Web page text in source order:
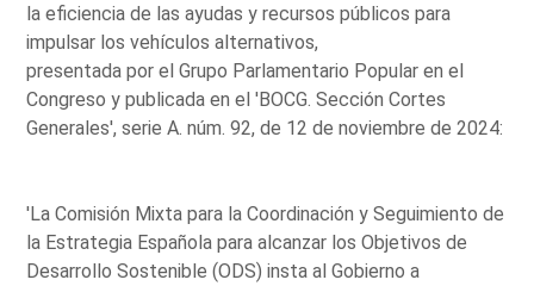
la eficiencia de las ayudas y recursos públicos para
impulsar los vehículos alternativos,
presentada por el Grupo Parlamentario Popular en el
Congreso y publicada en el 'BOCG. Sección Cortes
Generales', serie A. núm. 92, de 12 de noviembre de 2024:
'La Comisión Mixta para la Coordinación y Seguimiento de
la Estrategia Española para alcanzar los Objetivos de
Desarrollo Sostenible (ODS) insta al Gobierno a